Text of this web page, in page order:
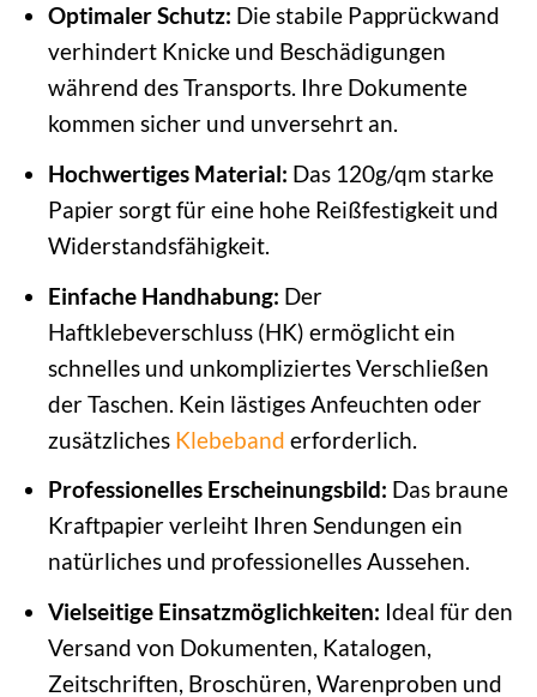
Optimaler Schutz: Die stabile Papprückwand
verhindert Knicke und Beschädigungen
während des Transports. Ihre Dokumente
kommen sicher und unversehrt an.
Hochwertiges Material: Das 120g/qm starke
Papier sorgt für eine hohe Reißfestigkeit und
Widerstandsfähigkeit.
Einfache Handhabung: Der
Haftklebeverschluss (HK) ermöglicht ein
schnelles und unkompliziertes Verschließen
der Taschen. Kein lästiges Anfeuchten oder
zusätzliches Klebeband erforderlich.
Professionelles Erscheinungsbild: Das braune
Kraftpapier verleiht Ihren Sendungen ein
natürliches und professionelles Aussehen.
Vielseitige Einsatzmöglichkeiten: Ideal für den
Versand von Dokumenten, Katalogen,
Zeitschriften, Broschüren, Warenproben und